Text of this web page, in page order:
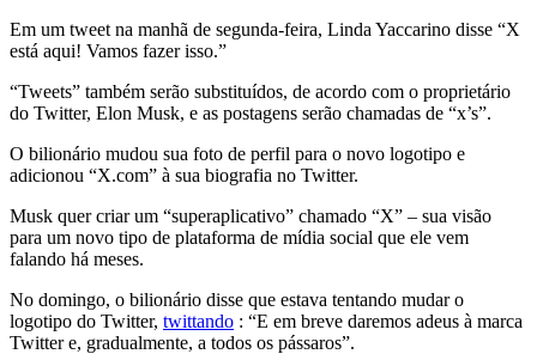
Em um tweet na manhã de segunda-feira, Linda Yaccarino disse “X
está aqui! Vamos fazer isso.”
“Tweets” também serão substituídos, de acordo com o proprietário
do Twitter, Elon Musk, e as postagens serão chamadas de “x’s”.
O bilionário mudou sua foto de perfil para o novo logotipo e
adicionou “X.com” à sua biografia no Twitter.
Musk quer criar um “superaplicativo” chamado “X” – sua visão
para um novo tipo de plataforma de mídia social que ele vem
falando há meses.
No domingo, o bilionário disse que estava tentando mudar o
logotipo do Twitter, twittando : “E em breve daremos adeus à marca
Twitter e, gradualmente, a todos os pássaros”.